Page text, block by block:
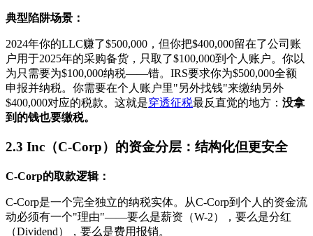
典型陷阱场景：
2024年你的LLC赚了$500,000，但你把$400,000留在了公司账
户用于2025年的采购备货，只取了$100,000到个人账户。你以
为只需要为$100,000纳税——错。IRS要求你为$500,000全额
申报并纳税。你需要在个人账户里"另外找钱"来缴纳另外
$400,000对应的税款。这就是穿透征税最反直觉的地方： 没拿
到的钱也要缴税。
2.3 Inc（C-Corp）的资金分层：结构化但更安全
C-Corp的取款逻辑：
C-Corp是一个完全独立的纳税实体。从C-Corp到个人的资金流
动必须有一个"理由"——要么是薪资（W-2），要么是分红
（Dividend），要么是费用报销。